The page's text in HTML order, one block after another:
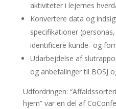
aktiviteter i lejernes
Konvertere data og
specifikationer
identificere kunde- og
Udarbejdelse af
og anbefalinger til BOSJ
Udfordringen:
hjem” var en del af